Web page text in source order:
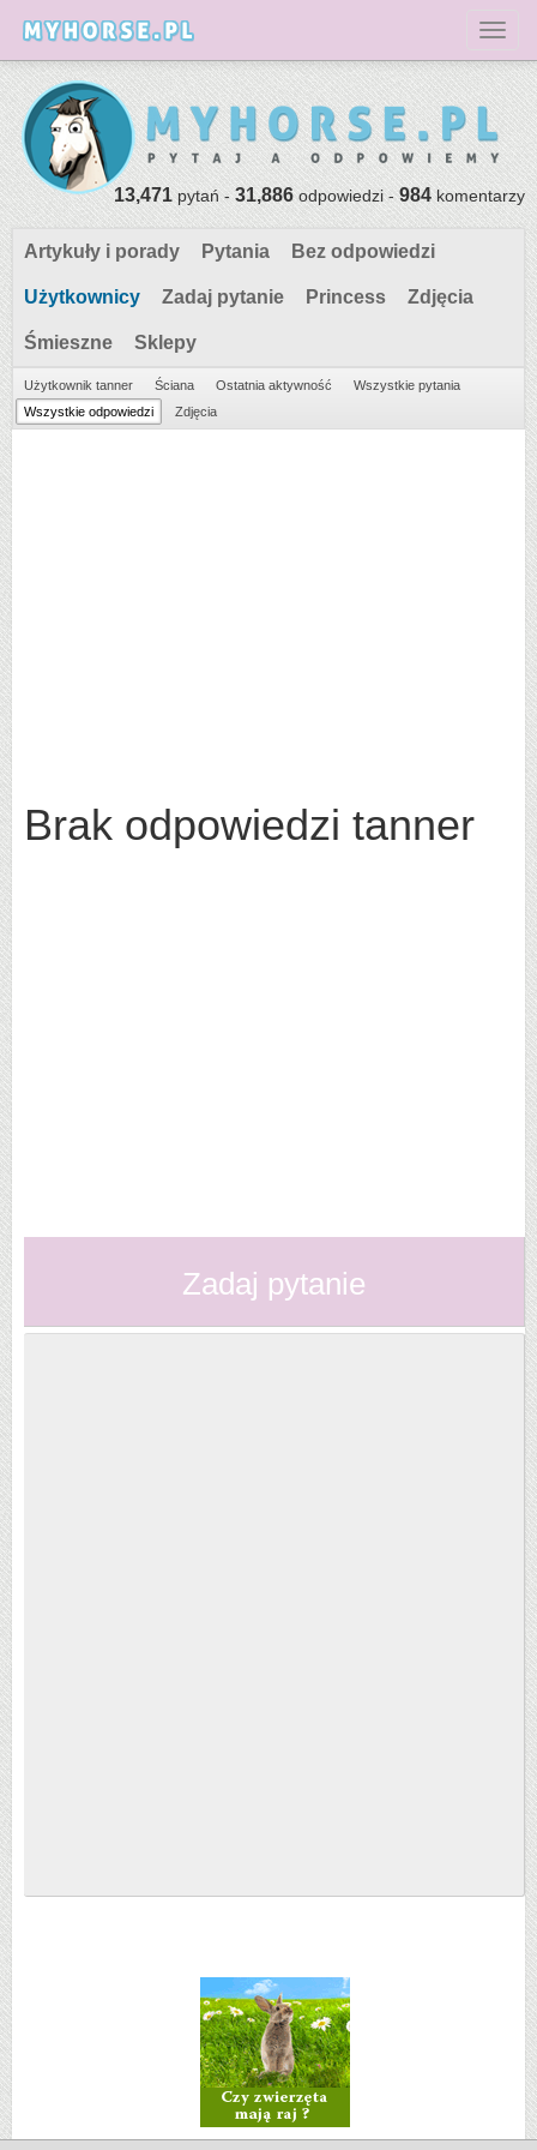
13,471pytań -31,886odpowiedzi -984komentarzy
Artykuły i porady Pytania Bez odpowiedzi
Użytkownicy Zadaj pytanie Princess Zdjęcia
Śmieszne Sklepy
Użytkownik tanner Ściana Ostatnia aktywność
Wszystkie pytania
Wszystkie odpowiedzi
Zdjęcia
Brak odpowiedzi tanner
Zadaj pytanie